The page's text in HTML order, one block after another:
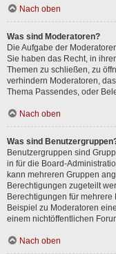
Nach oben
Was sind Moderatoren?
Die Aufgabe der
Sie haben das Recht, in
Themen zu schließen, zu
verhindern Moderatoren,
Thema Passendes, oder
Nach oben
Was sind
Benutzergruppen sind
in für die Board-
kann mehreren Gruppen
Berechtigungen zugeteilt
Berechtigungen für
Beispiel zu Moderatoren
einem nichtöffentlichen
Nach oben